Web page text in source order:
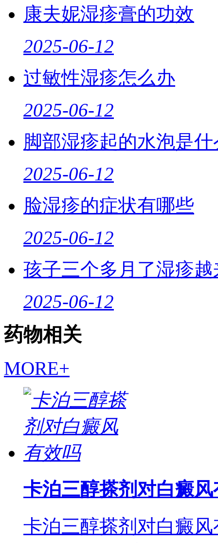
康夫妮湿疹膏的功效
2025-06-12
过敏性湿疹怎么办
2025-06-12
脚部湿疹起的水泡是
2025-06-12
脸湿疹的症状有哪些
2025-06-12
孩子三个多月了湿疹
2025-06-12
药物相关
MORE+
卡泊三醇搽剂对白癜
卡泊三醇搽剂对白癜